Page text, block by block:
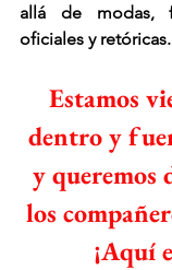
allá de modas,
oficiales y retóricas.
Estamos
dentro y
y queremos
los
¡Aquí